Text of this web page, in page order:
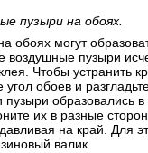
пузыри на обоях.
обоях могут
воздушные пузыри
Чтобы устранить
угол обоев и
образовались в
их в разные
на край. Для
валик.